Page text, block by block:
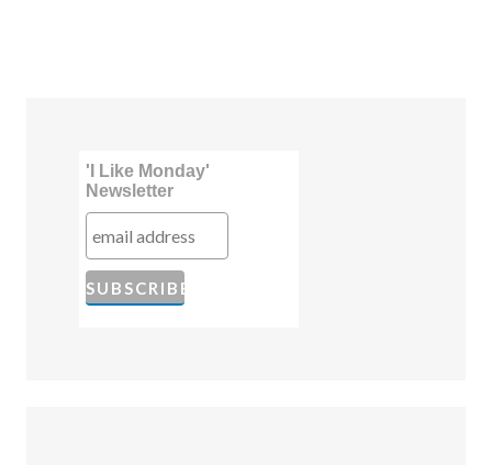
'I Like Monday'
Newsletter